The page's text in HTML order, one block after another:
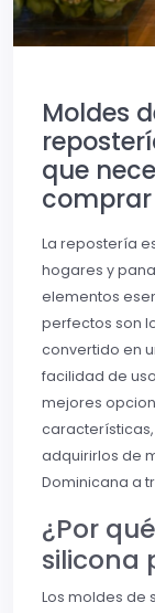
Moldes
que
La repostería
hogares y
elementos
perfectos son
convertido en
facilidad de
mejores
adquirirlos de
Dominicana a
¿Por
silicona
Los moldes de